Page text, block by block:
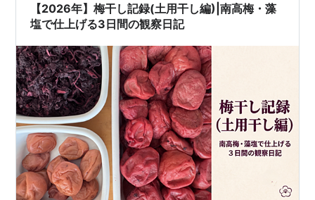
【2026年】梅干し記録(土用干し編)|南高梅・藻
塩で仕上げる3日間の観察日記